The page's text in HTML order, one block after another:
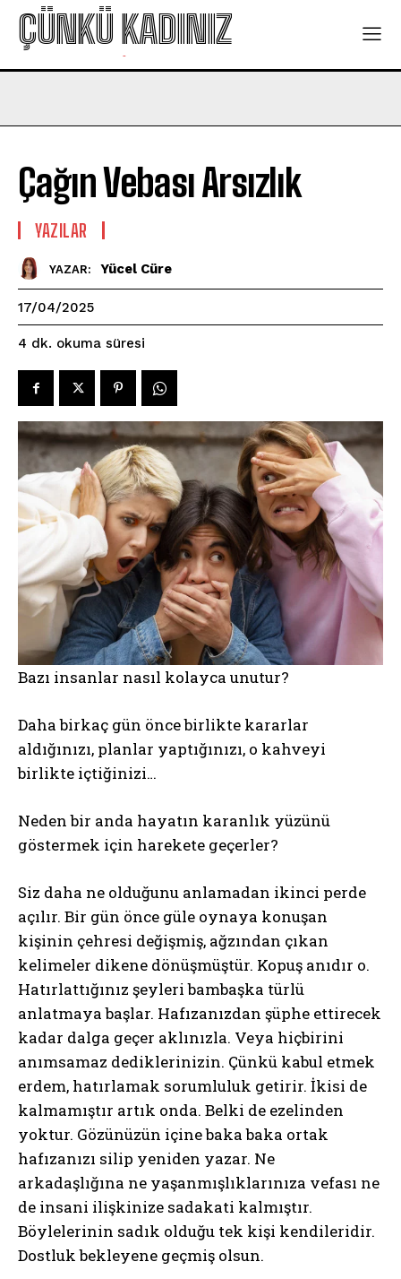
ÇÜNKÜ KADINIZ
-
Çağın Vebası Arsızlık
YAZILAR
YAZAR: Yücel Cüre
17/04/2025
4 dk. okuma süresi
Bazı insanlar nasıl kolayca unutur?
Daha birkaç gün önce birlikte kararlar
aldığınızı, planlar yaptığınızı, o kahveyi
birlikte içtiğinizi…
Neden bir anda hayatın karanlık yüzünü
göstermek için harekete geçerler?
Siz daha ne olduğunu anlamadan ikinci perde
açılır. Bir gün önce güle oynaya konuşan
kişinin çehresi değişmiş, ağzından çıkan
kelimeler dikene dönüşmüştür. Kopuş anıdır o.
Hatırlattığınız şeyleri bambaşka türlü
anlatmaya başlar. Hafızanızdan şüphe ettirecek
kadar dalga geçer aklınızla. Veya hiçbirini
anımsamaz dediklerinizin. Çünkü kabul etmek
erdem, hatırlamak sorumluluk getirir. İkisi de
kalmamıştır artık onda. Belki de ezelinden
yoktur. Gözünüzün içine baka baka ortak
hafızanızı silip yeniden yazar. Ne
arkadaşlığına ne yaşanmışlıklarınıza vefası ne
de insani ilişkinize sadakati kalmıştır.
Böylelerinin sadık olduğu tek kişi kendileridir.
Dostluk bekleyene geçmiş olsun.